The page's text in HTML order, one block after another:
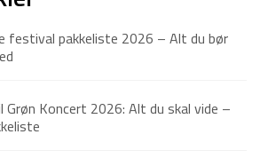
festival pakkeliste 2026 – Alt du bør
Grøn Koncert 2026: Alt du skal vide –